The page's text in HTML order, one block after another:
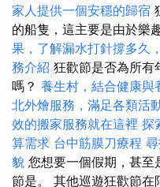
家人提供一個安穩的歸宿
的船隻，這主要是由於樂
果，了解漏水打針撐多久
務介紹 狂歡節是否為所有
嗎？ 養生村，結合健康與
北外燴服務，滿足各類活
效的搬家服務就在這裡 探
算需求 台中筋膜刀療程
貌 您想要一個假期，甚至
節是。 其他巡遊狂歡節在